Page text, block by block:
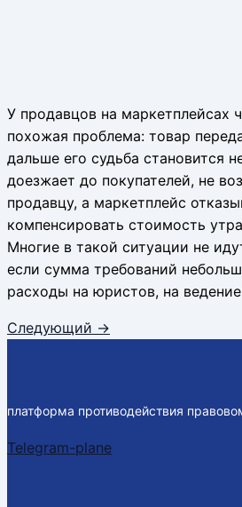
У продавцов на маркетплейсах
похожая проблема: товар
дальше его судьба становится
доезжает до покупателей, не
продавцу, а маркетплейс
компенсировать стоимость
Многие в такой ситуации не
если сумма требований
расходы на юристов, на
Следующий →
платформа противодействия
Telegram-plane